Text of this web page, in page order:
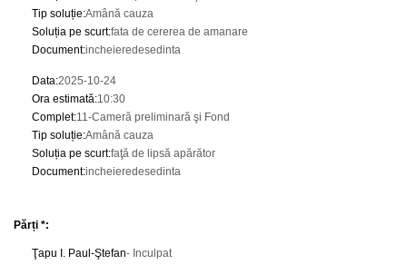
Tip soluție:Amână cauza
Soluția pe scurt:fata de cererea de amanare
Document:incheieredesedinta
Data:2025-10-24
Ora estimată:10:30
Complet:11-Cameră preliminară şi Fond
Tip soluție:Amână cauza
Soluția pe scurt:faţă de lipsă apărător
Document:incheieredesedinta
Părți *:
Ţapu I. Paul-Ştefan- Inculpat